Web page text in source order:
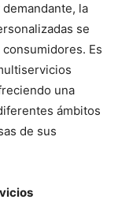
la
se
Es
una
ámbitos
de sus